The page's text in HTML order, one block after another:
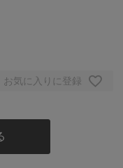
お気に入りに登録